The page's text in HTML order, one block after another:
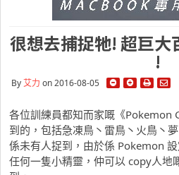
很想去捕捉牠! 超巨大
!
By艾力 on 2016-08-05
各位訓練員都知而家嘅《Pokemon
到的，包括急凍鳥丶雷鳥丶火鳥丶
係未有人捉到，由於係 Pokemon
任何一隻小精靈，仲可以 copy人地